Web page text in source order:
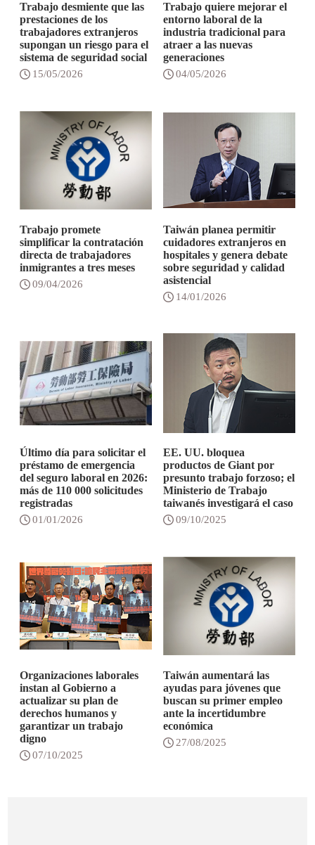
Trabajo desmiente que las
prestaciones de los
trabajadores extranjeros
supongan un riesgo para el
sistema de seguridad social
15/05/2026
Trabajo quiere mejorar el
entorno laboral de la
industria tradicional para
atraer a las nuevas
generaciones
04/05/2026
Trabajo promete
simplificar la contratación
directa de trabajadores
inmigrantes a tres meses
09/04/2026
Taiwán planea permitir
cuidadores extranjeros en
hospitales y genera debate
sobre seguridad y calidad
asistencial
14/01/2026
Último día para solicitar el
préstamo de emergencia
del seguro laboral en 2026:
más de 110 000 solicitudes
registradas
01/01/2026
EE. UU. bloquea
productos de Giant por
presunto trabajo forzoso; el
Ministerio de Trabajo
taiwanés investigará el caso
09/10/2025
Organizaciones laborales
instan al Gobierno a
actualizar su plan de
derechos humanos y
garantizar un trabajo
digno
07/10/2025
Taiwán aumentará las
ayudas para jóvenes que
buscan su primer empleo
ante la incertidumbre
económica
27/08/2025